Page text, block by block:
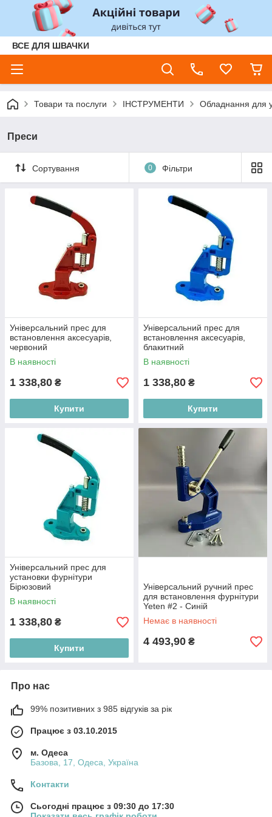
ВСЕ ДЛЯ ШВАЧКИ
Товари та послуги ІНСТРУМЕНТИ Обладнання для
Преси
Сортування 0 Фільтри
Універсальний прес для
встановлення аксесуарів,
червоний
В наявності
1 338,80 ₴
Купити
Універсальний прес для
встановлення аксесуарів,
блакитний
В наявності
1 338,80 ₴
Купити
Універсальний прес для
установки фурнітури
Бірюзовий
В наявності
1 338,80 ₴
Купити
Універсальний ручний прес
для встановлення фурнітури
Yeten #2 - Синій
Немає в наявності
4 493,90 ₴
Про нас
99% позитивних з 985 відгуків за рік
Працює з 03.10.2015
м. Одеса
Базова, 17, Одеса, Україна
Контакти
Сьогодні працює з 09:30 до 17:30